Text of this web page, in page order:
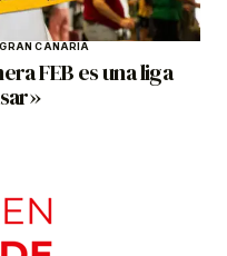
CANARIA
FEB es una liga